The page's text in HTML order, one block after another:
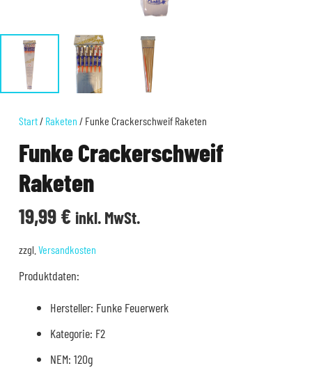
Start / Raketen / Funke Crackerschweif Raketen
Funke Crackerschweif
Raketen
19,99€ inkl. MwSt.
zzgl. Versandkosten
Produktdaten:
Hersteller: Funke Feuerwerk
Kategorie: F2
NEM: 120g